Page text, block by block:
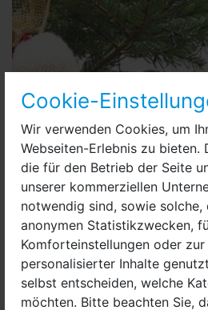
Cookie-
Wir verwenden Cookies, um
Webseiten-Erlebnis zu bieten.
die für den Betrieb der Seite
unserer kommerziellen
notwendig sind, sowie solche,
anonymen Statistikzwecken,
Komforteinstellungen oder
personalisierter Inhalte
selbst entscheiden, welche
möchten. Bitte beachten Sie,
Baumschmücken_Acro Schule (1)
Vor dem Schulgelände der
Oberschule mit Grundschulteil
Weihnachtsbaum. Er
Kugeln und
Winternächte in der Nauener